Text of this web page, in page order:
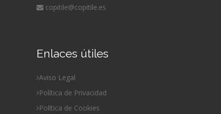
copitile@copitile.es
Enlaces útiles
Aviso Legal
Política de Privacidad
Política de Cookies